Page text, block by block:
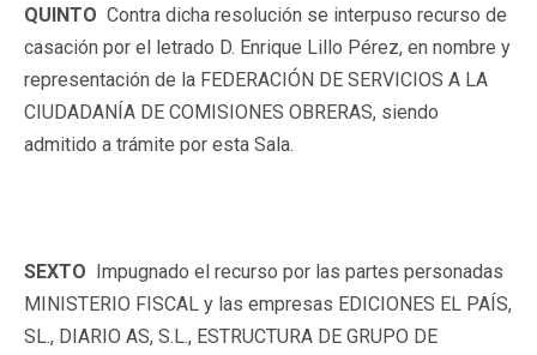
QUINTO Contra dicha resolución se interpuso recurso de
casación por el letrado D. Enrique Lillo Pérez, en nombre y
representación de la FEDERACIÓN DE SERVICIOS A LA
CIUDADANÍA DE COMISIONES OBRERAS, siendo
admitido a trámite por esta Sala.
SEXTO Impugnado el recurso por las partes personadas
MINISTERIO FISCAL y las empresas EDICIONES EL PAÍS,
SL., DIARIO AS, S.L., ESTRUCTURA DE GRUPO DE